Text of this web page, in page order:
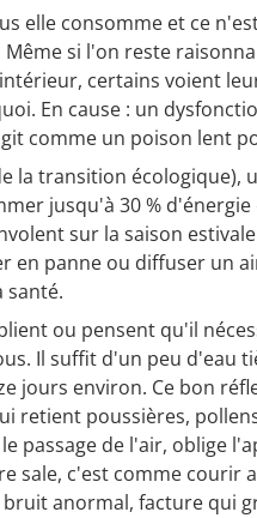
elle consomme et ce
si l'on reste
certains voient
En cause : un
comme un poison lent
la transition écologique),
jusqu'à 30 %
sur la saison
en panne ou diffuser un
santé.
ou pensent qu'il
Il suffit d'un peu d'eau
jours environ. Ce bon
retient poussières,
passage de l'air, oblige
sale, c'est comme courir
anormal, facture qui